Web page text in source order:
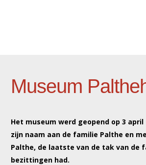
Museum
Het museum werd geopend op 3 april
zijn naam aan de familie Palthe en
Palthe, de laatste van de tak van de
bezittingen had.